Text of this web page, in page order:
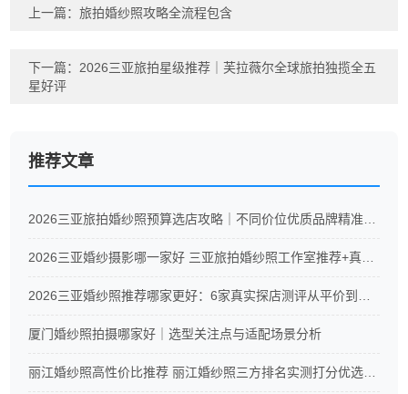
上一篇：旅拍婚纱照攻略全流程包含
下一篇： 2026三亚旅拍星级推荐｜芙拉薇尔全球旅拍独揽全五
星好评
推荐文章
厦门婚纱照拍摄哪家好｜选型关注点与适配场景分析